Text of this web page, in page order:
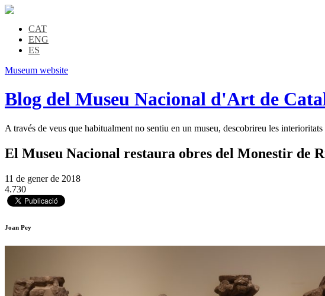
CAT
ENG
ES
Museum website
Blog del Museu Nacional d'Art de
A través de veus que habitualment no sentiu en un museu, descobrireu les
El Museu Nacional restaura obres del Monestir de
11 de gener de 2018
4.730
Joan Pey